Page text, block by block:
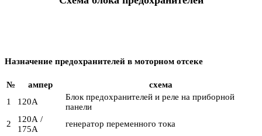
Назначение предохранителей в моторном отсеке
№ ампер
схема
1
120A
Блок предохранителей и реле на приборной
панели
2
120А /
175A
генератор переменного тока